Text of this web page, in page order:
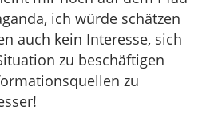
ich würde schätzen
auch kein Interesse, sich
zu beschäftigen
zu